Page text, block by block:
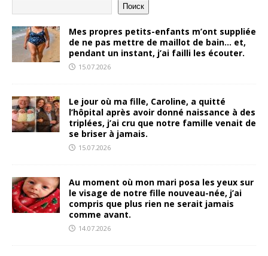
Поиск
Mes propres petits-enfants m’ont suppliée
de ne pas mettre de maillot de bain… et,
pendant un instant, j’ai failli les écouter.
15.07.2026
Le jour où ma fille, Caroline, a quitté
l’hôpital après avoir donné naissance à des
triplées, j’ai cru que notre famille venait de
se briser à jamais.
15.07.2026
Au moment où mon mari posa les yeux sur
le visage de notre fille nouveau-née, j’ai
compris que plus rien ne serait jamais
comme avant.
14.07.2026